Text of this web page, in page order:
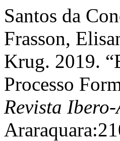
Santos da
Frasson,
Krug. 2019.
Processo
Revista